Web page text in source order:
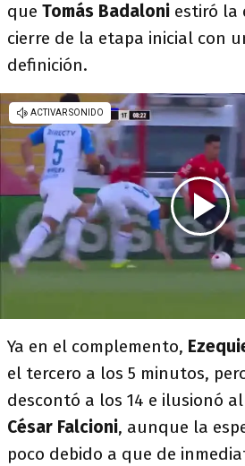
que Tomás Badaloni estiró la
cierre de la etapa inicial con
definición.
Ya en el complemento,
el tercero a los 5 minutos,
descontó a los 14 e ilusionó
César Falcioni, aunque la
poco debido a que de